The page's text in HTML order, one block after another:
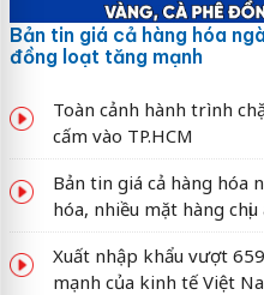
Bản tin giá cả hàng hóa
đồng loạt tăng mạnh
Toàn cảnh hành trình
cấm vào TP.HCM
Bản tin giá cả hàng hóa
hóa, nhiều mặt hàng
Xuất nhập khẩu vượt
mạnh của kinh tế Việt